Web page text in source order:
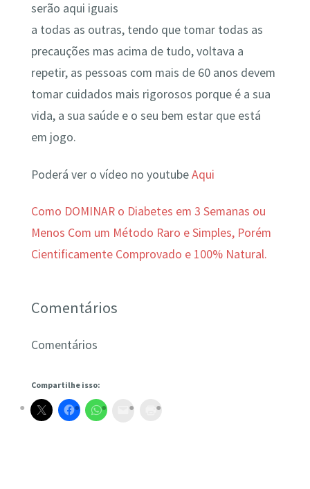
serão aqui iguais
a todas as outras, tendo que tomar todas as
precauções mas acima de tudo, voltava a
repetir, as pessoas com mais de 60 anos devem
tomar cuidados mais rigorosos porque é a sua
vida, a sua saúde e o seu bem estar que está
em jogo.
Poderá ver o vídeo no youtubeAqui
Como DOMINAR o Diabetes em 3 Semanas ou
Menos Com um Método Raro e Simples, Porém
Cientificamente Comprovado e 100% Natural.
Comentários
Comentários
Compartilhe isso: